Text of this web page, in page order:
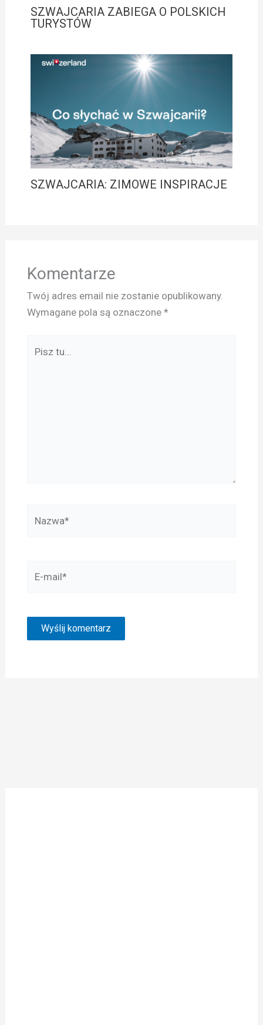
SZWAJCARIA ZABIEGA O POLSKICH
TURYSTÓW
SZWAJCARIA: ZIMOWE INSPIRACJE
Komentarze
Twój adres email nie zostanie opublikowany.
Wymagane pola są oznaczone *